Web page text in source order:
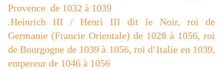
Provence de 1032 à 1039
.Heinrich III / Henri III dit le Noir, roi de
Germanie (Francie Orientale) de 1028 à 1056, roi
de Bourgogne de 1039 à 1056, roi d’Italie en 1039,
empereur de 1046 à 1056